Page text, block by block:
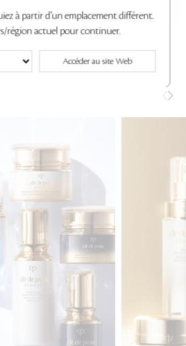
de 32 affichés
à partir d'un emplacement différent.
région actuel pour continuer.
Accéder au site Web